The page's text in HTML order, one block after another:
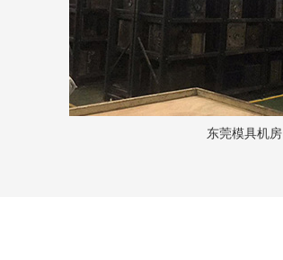
东莞模具机房